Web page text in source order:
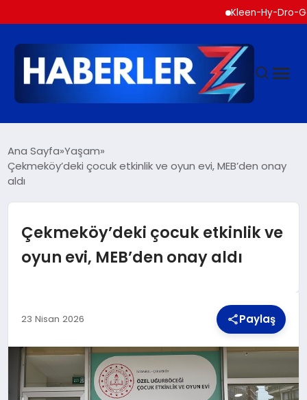
Kleen-Hy-Dro-Gen
SIYASET
DÜNYA
EKONOMI
TEKNOLOJI
MAGAZIN
Ana Sayfa Yaşam
Çekmeköy’deki çocuk etkinlik ve oyun evi, MEB’den onay
aldı
Çekmeköy’deki çocuk etkinlik ve
oyun evi, MEB’den onay aldı
23 Nisan 2026 Paylaş